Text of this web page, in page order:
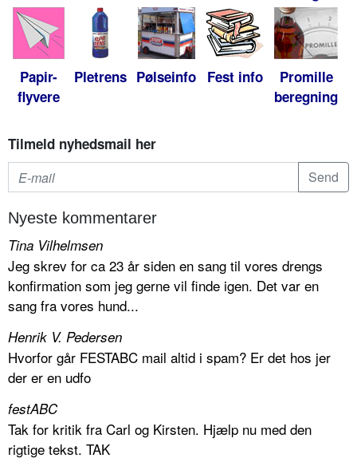
Papir-
flyvere
Pletrens Pølseinfo Fest info
Promille
beregning
Tilmeld nyhedsmail her
Nyeste kommentarer
Tina Vilhelmsen
Jeg skrev for ca 23 år siden en sang til vores drengs
konfirmation som jeg gerne vil finde igen. Det var en
sang fra vores hund...
Henrik V. Pedersen
Hvorfor går FESTABC mail altid i spam? Er det hos jer
der er en udfo
festABC
Tak for kritik fra Carl og Kirsten. Hjælp nu med den
rigtige tekst. TAK